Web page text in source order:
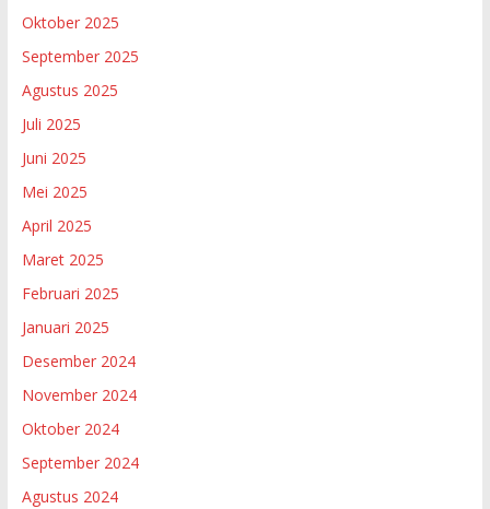
Oktober 2025
September 2025
Agustus 2025
Juli 2025
Juni 2025
Mei 2025
April 2025
Maret 2025
Februari 2025
Januari 2025
Desember 2024
November 2024
Oktober 2024
September 2024
Agustus 2024